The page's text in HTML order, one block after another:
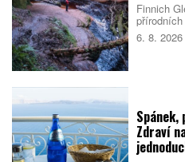
Finnich
majitele.
ale
6. 8. 2026
Zdraví